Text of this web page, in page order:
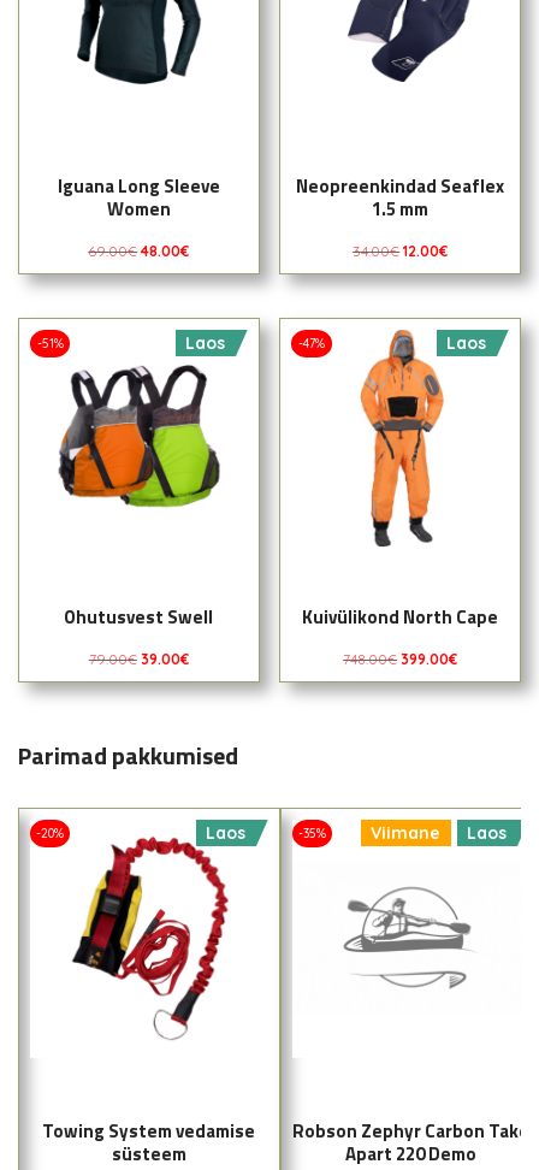
Iguana Long Sleeve
Women
69.00€ 48.00€
Neopreenkindad Seaflex
1.5 mm
34.00€ 12.00€
-51% Laos
Ohutusvest Swell
79.00€ 39.00€
-47% Laos
Kuivülikond North Cape
748.00€ 399.00€
Parimad pakkumised
-20% Laos
Towing System vedamise
süsteem
-35% Viimane Laos
Robson Zephyr Carbon Take
Apart 220 Demo